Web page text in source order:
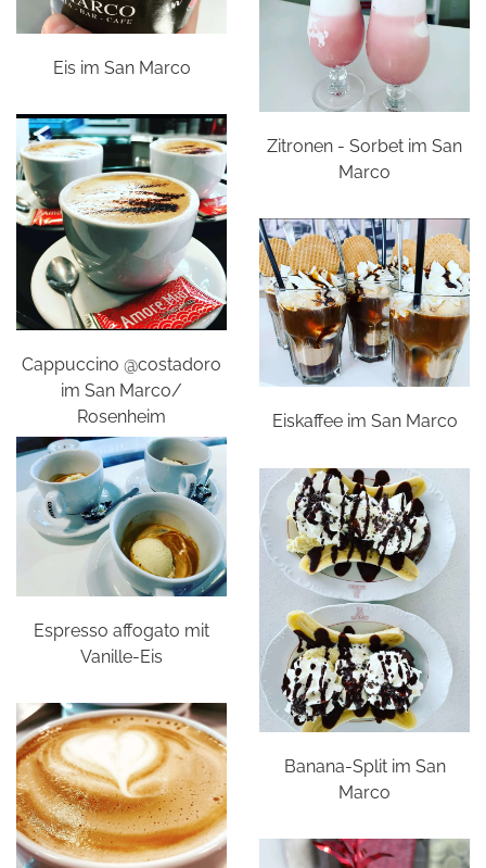
Eis im San Marco
Cappuccino @costadoro
im San Marco/
Rosenheim
Zitronen - Sorbet im San
Marco
Espresso affogato mit
Vanille-Eis
Eiskaffee im San Marco
Banana-Split im San
Marco